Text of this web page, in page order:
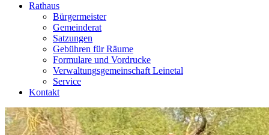
Rathaus
Bürgermeister
Gemeinderat
Satzungen
Gebühren für Räume
Formulare und Vordrucke
Verwaltungsgemeinschaft Leinetal
Service
Kontakt